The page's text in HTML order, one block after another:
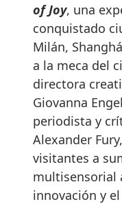
of Joy, una
conquistado
Milán,
a la meca del
directora
Giovanna
periodista y
Alexander
visitantes a
multisensorial
innovación y